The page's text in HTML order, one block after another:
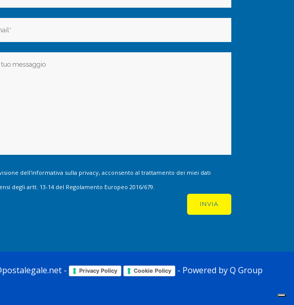
dell'informativa sulla privacy, acconsento al trattamento dei miei dati
degli artt. 13-14 del Regolamento Europeo 2016/679.
- Privacy Policy Cookie Policy - Powered byQ Group